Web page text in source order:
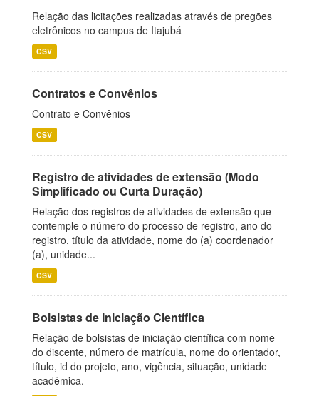
Relação das licitações realizadas através de pregões
eletrônicos no campus de Itajubá
CSV
Contratos e Convênios
Contrato e Convênios
CSV
Registro de atividades de extensão (Modo
Simplificado ou Curta Duração)
Relação dos registros de atividades de extensão que
contemple o número do processo de registro, ano do
registro, título da atividade, nome do (a) coordenador
(a), unidade...
CSV
Bolsistas de Iniciação Científica
Relação de bolsistas de iniciação científica com nome
do discente, número de matrícula, nome do orientador,
título, id do projeto, ano, vigência, situação, unidade
acadêmica.